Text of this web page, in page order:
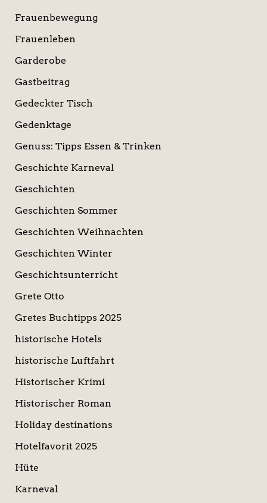
Frauenbewegung
Frauenleben
Garderobe
Gastbeitrag
Gedeckter Tisch
Gedenktage
Genuss: Tipps Essen & Trinken
Geschichte Karneval
Geschichten
Geschichten Sommer
Geschichten Weihnachten
Geschichten Winter
Geschichtsunterricht
Grete Otto
Gretes Buchtipps 2025
historische Hotels
historische Luftfahrt
Historischer Krimi
Historischer Roman
Holiday destinations
Hotelfavorit 2025
Hüte
Karneval